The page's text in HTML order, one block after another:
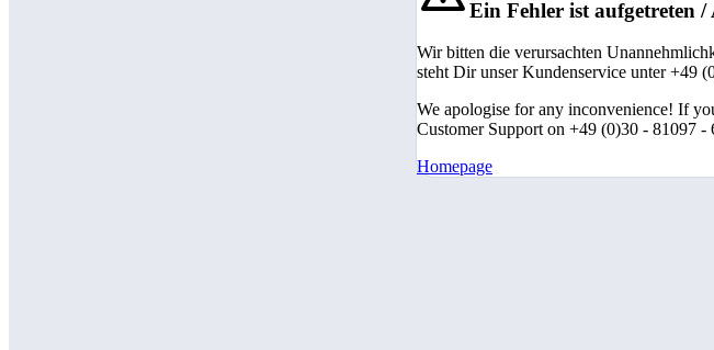
Ein Fehler ist aufgetreten
Wir bitten die verursachten
steht Dir unser Kundenservice unter +49
We apologise for any inconvenience! If
Customer Support on +49 (0)30 - 81097 -
Homepage